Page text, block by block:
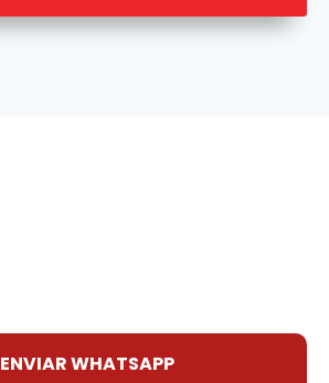
ENVIAR WHATSAPP